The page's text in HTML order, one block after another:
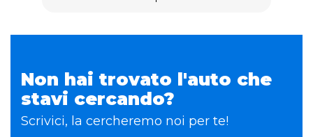
Non hai trovato l'auto che
stavi cercando?
Scrivici, la cercheremo noi per te!